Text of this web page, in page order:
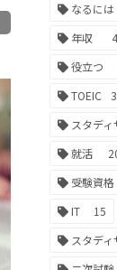
なるには
年収
役立つ
TOEIC
スタディ
就活
受験資格
IT
15
スタディ